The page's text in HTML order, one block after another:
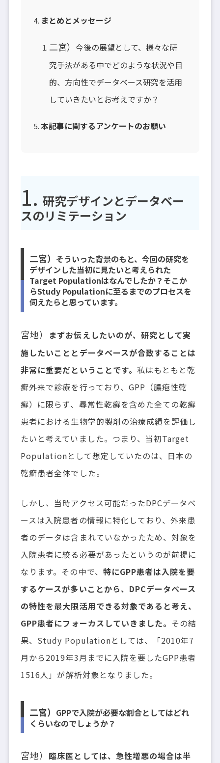
まとめとメッセージ
二宮）今後の展望として、様々な研
究手法がある中でどのような状況や目
的、方向性でデータベース研究を活用
していきたいとお考えですか？
本記事に関するアンケートのお願い
研究デザインとデータベー
スのリミテーション
二宮） そういった背景のもと、今回の研究を
デザインした当初に見たいと考えられた
Target Populationはなんでしたか？そこか
らStudy Populationに至るまでのプロセスを
伺えたらと思っています。
宮地）
まずお伝えしたいのが、研究として実
施したいこととデータベースが合致することは
非常に重要だということです。 私はもともと乾
癬外来で診療を行っており、GPP（膿疱性乾
癬）に限らず、尋常性乾癬を含めた全ての乾癬
患者における生物学的製剤の治療成績を評価し
たいと考えていました。つまり、当初Target
Populationとして想定していたのは、日本の
乾癬患者全体でした。
しかし、当時アクセス可能だったDPCデータベ
ースは入院患者の情報に特化しており、外来患
者のデータは含まれていなかったため、対象を
入院患者に絞る必要があったというのが前提に
なります。その中で、 特にGPP患者は入院を要
するケースが多いことから、DPCデータベース
の特性を最大限活用できる対象であると考え、
GPP患者にフォーカスしていきました。 その結
果、Study Populationとしては、「2010年7
月から2019年3月までに入院を要したGPP患者
1516人」が解析対象となりました。
二宮） GPPで入院が必要な割合としてはどれ
くらいなのでしょうか？
宮地） 臨床医としては、急性増悪の場合は半